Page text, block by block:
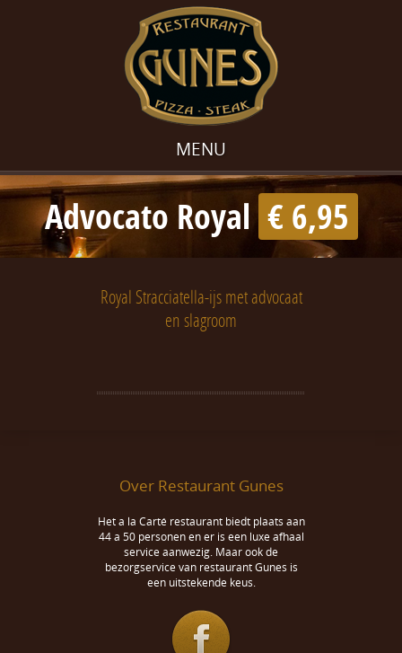
MENU
Advocato Royal € 6,95
Royal Stracciatella-ijs met advocaat
en slagroom
Over Restaurant Gunes
Het a la Carté restaurant biedt plaats aan
44 a 50 personen en er is een luxe afhaal
service aanwezig. Maar ook de
bezorgservice van restaurant Gunes is
een uitstekende keus.